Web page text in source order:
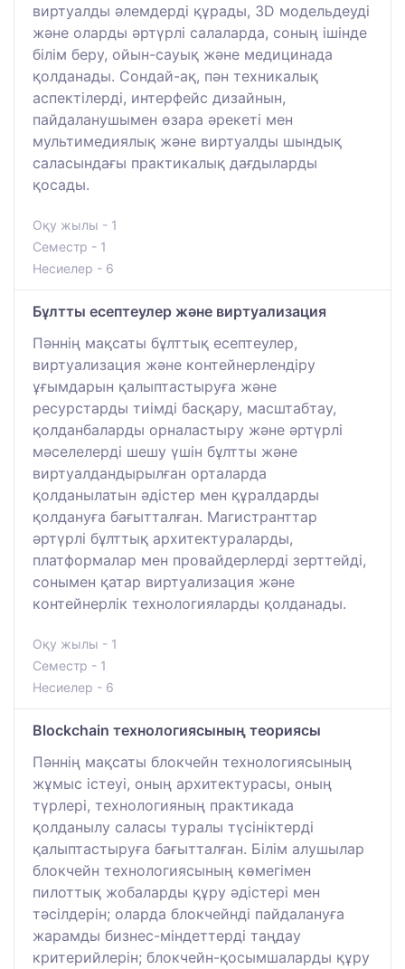
виртуалды әлемдерді құрады, 3D модельдеуді
және оларды әртүрлі салаларда, соның ішінде
білім беру, ойын-сауық және медицинада
қолданады. Сондай-ақ, пән техникалық
аспектілерді, интерфейс дизайнын,
пайдаланушымен өзара әрекеті мен
мультимедиялық және виртуалды шындық
саласындағы практикалық дағдыларды
қосады.
Оқу жылы - 1
Семестр - 1
Несиелер - 6
Бұлтты есептеулер және виртуализация
Пәннің мақсаты бұлттық есептеулер,
виртуализация және контейнерлендіру
ұғымдарын қалыптастыруға және
ресурстарды тиімді басқару, масштабтау,
қолданбаларды орналастыру және әртүрлі
мәселелерді шешу үшін бұлтты және
виртуалдандырылған орталарда
қолданылатын әдістер мен құралдарды
қолдануға бағытталған. Магистранттар
әртүрлі бұлттық архитектураларды,
платформалар мен провайдерлерді зерттейді,
сонымен қатар виртуализация және
контейнерлік технологияларды қолданады.
Оқу жылы - 1
Семестр - 1
Несиелер - 6
Blockchain технологиясының теориясы
Пәннің мақсаты блокчейн технологиясының
жұмыс істеуі, оның архитектурасы, оның
түрлері, технологияның практикада
қолданылу саласы туралы түсініктерді
қалыптастыруға бағытталған. Білім алушылар
блокчейн технологиясының көмегімен
пилоттық жобаларды құру әдістері мен
тәсілдерін; оларда блокчейнді пайдалануға
жарамды бизнес-міндеттерді таңдау
критерийлерін; блокчейн-қосымшаларды құру